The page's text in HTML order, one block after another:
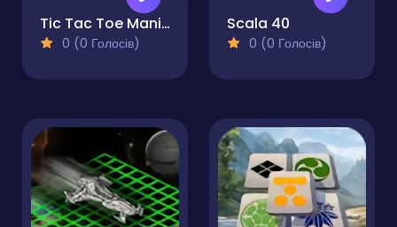
Tic Tac Toe Mania
0 (0 Голосів)
Scala 40
0 (0 Голосів)